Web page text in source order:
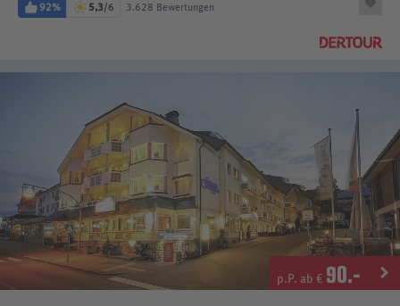
92% 5,3/6 3.628 Bewertungen
p.P. ab € 90.-